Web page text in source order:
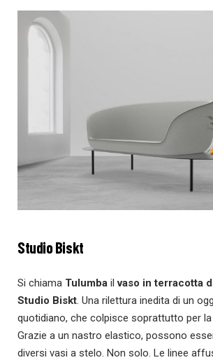
Studio Biskt
Si chiama Tulumba ilvaso in terracotta
Studio Biskt. Una rilettura inedita di un
quotidiano, che colpisce soprattutto per
Grazie a un nastro elastico, possono
diversi vasi a stelo. Non solo. Le linee